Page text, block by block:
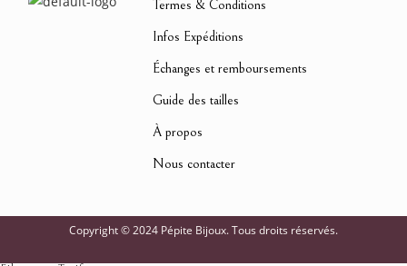
Termes & Conditions
Infos Expéditions
Échanges et remboursements
Guide des tailles
À propos
Nous contacter
Copyright © 2024 Pépite Bijoux. Tous droits réservés.